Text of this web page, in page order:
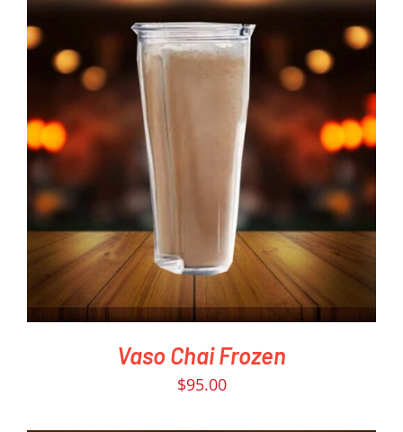
PEDIR AHORA
/
DETAILS
Vaso Chai Frozen
$95.00